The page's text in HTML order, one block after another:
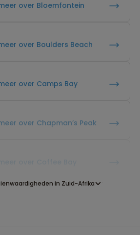
over Bloemfontein
over Boulders Beach
over Camps Bay
over Chapman’s Peak
in Zuid-Afrika